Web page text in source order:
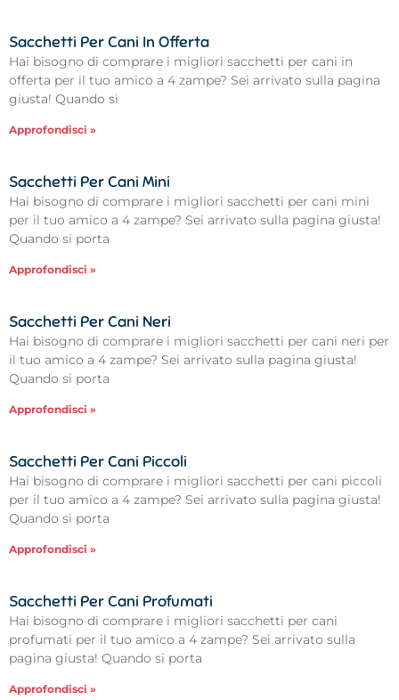
Sacchetti Per Cani In Offerta
Hai bisogno di comprare i migliori sacchetti per cani in
offerta per il tuo amico a 4 zampe? Sei arrivato sulla pagina
giusta! Quando si
Approfondisci »
Sacchetti Per Cani Mini
Hai bisogno di comprare i migliori sacchetti per cani mini
per il tuo amico a 4 zampe? Sei arrivato sulla pagina giusta!
Quando si porta
Approfondisci »
Sacchetti Per Cani Neri
Hai bisogno di comprare i migliori sacchetti per cani neri per
il tuo amico a 4 zampe? Sei arrivato sulla pagina giusta!
Quando si porta
Approfondisci »
Sacchetti Per Cani Piccoli
Hai bisogno di comprare i migliori sacchetti per cani piccoli
per il tuo amico a 4 zampe? Sei arrivato sulla pagina giusta!
Quando si porta
Approfondisci »
Sacchetti Per Cani Profumati
Hai bisogno di comprare i migliori sacchetti per cani
profumati per il tuo amico a 4 zampe? Sei arrivato sulla
pagina giusta! Quando si porta
Approfondisci »